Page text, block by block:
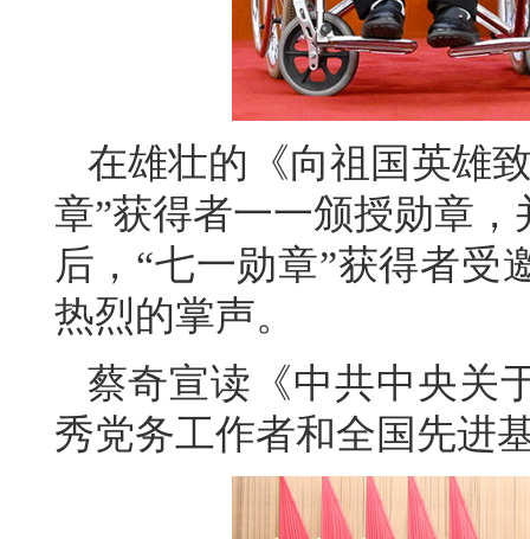
在雄壮的《向祖国英雄
章”获得者一一颁授勋章
后，“七一勋章”获得者受
热烈的掌声。
蔡奇宣读《中共中央关
秀党务工作者和全国先进